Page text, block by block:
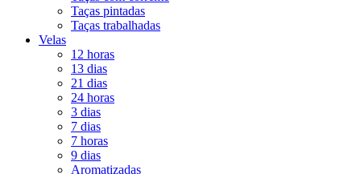
Taças pintadas
Taças trabalhadas
Velas
12 horas
13 dias
21 dias
24 horas
3 dias
7 dias
7 horas
9 dias
Aromatizadas